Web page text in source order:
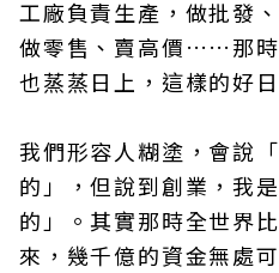
工廠負責生產，做批發
做零售、賣高價……那時
也蒸蒸日上，這樣的好
我們形容人糊塗，會說
的」，但說到創業，我
的」。其實那時全世界
來，幾千億的資金無處